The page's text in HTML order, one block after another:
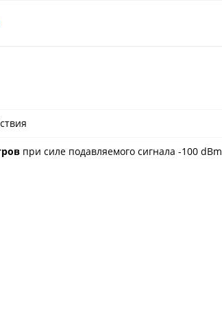
при силе подавляемого сигнала -100 dBm